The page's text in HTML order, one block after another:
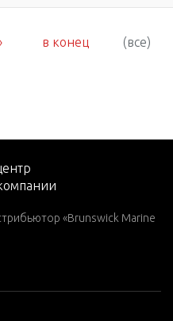
в конец (все)
«Brunswick Marine